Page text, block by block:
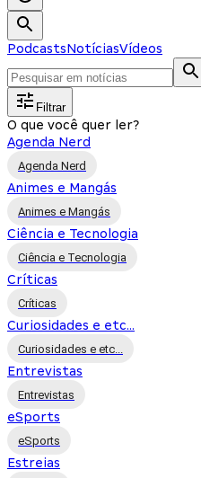
PodcastsNotíciasVídeos
Filtrar
O que você quer ler?
Agenda Nerd
Agenda Nerd
Animes e Mangás
Animes e Mangás
Ciência e Tecnologia
Ciência e Tecnologia
Críticas
Críticas
Curiosidades e etc...
Curiosidades e etc...
Entrevistas
Entrevistas
eSports
eSports
Estreias